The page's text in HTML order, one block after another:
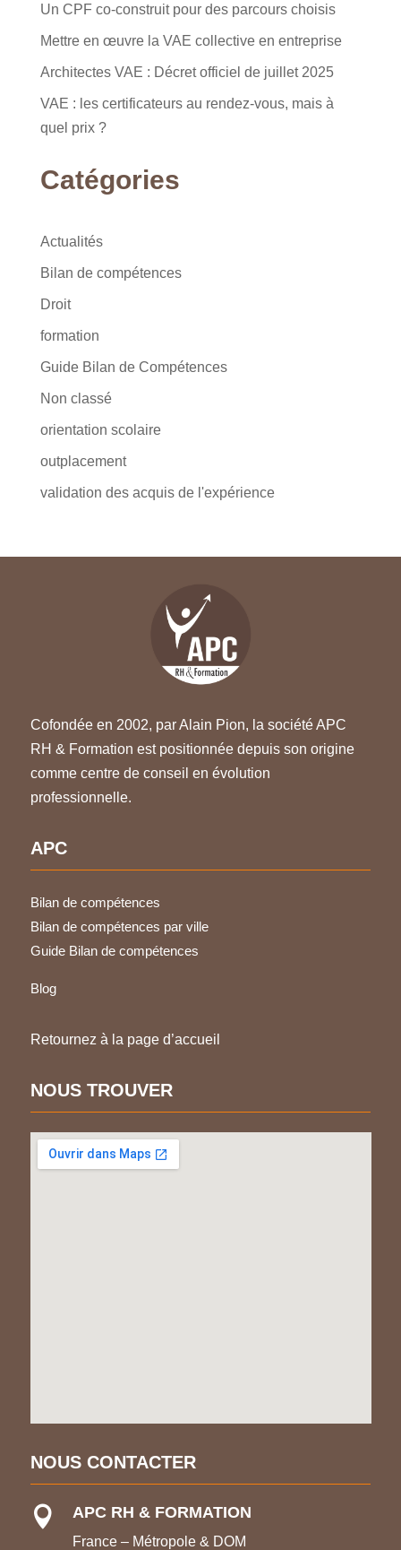
Un CPF co-construit pour des parcours choisis
Mettre en œuvre la VAE collective en entreprise
Architectes VAE : Décret officiel de juillet 2025
VAE : les certificateurs au rendez-vous, mais à
quel prix ?
Catégories
Actualités
Bilan de compétences
Droit
formation
Guide Bilan de Compétences
Non classé
orientation scolaire
outplacement
validation des acquis de l'expérience
Cofondée en 2002, par Alain Pion, la société APC
RH & Formation est positionnée depuis son origine
comme centre de conseil en évolution
professionnelle.
APC
Bilan de compétences
Bilan de compétences par ville
Guide Bilan de compétences
Blog
Retournez à la page d’accueil
NOUS TROUVER
NOUS CONTACTER
 APC RH & FORMATION
France – Métropole & DOM